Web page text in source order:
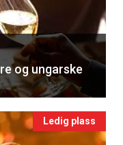
og ungarske
Ledig plass